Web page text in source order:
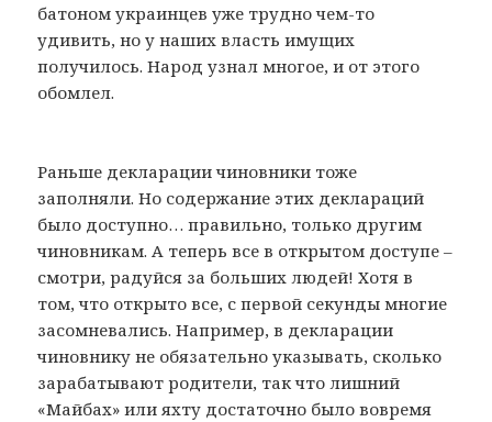
батоном украинцев уже трудно чем-то
удивить, но у наших власть имущих
получилось. Народ узнал многое, и от этого
обомлел.
Раньше декларации чиновники тоже
заполняли. Но содержание этих деклараций
было доступно… правильно, только другим
чиновникам. А теперь все в открытом доступе –
смотри, радуйся за больших людей! Хотя в
том, что открыто все, с первой секунды многие
засомневались. Например, в декларации
чиновнику не обязательно указывать, сколько
зарабатывают родители, так что лишний
«Майбах» или яхту достаточно было вовремя